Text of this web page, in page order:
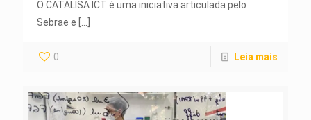
O CATALISA ICT é uma iniciativa articulada pelo
Sebrae e
0 Leia mais